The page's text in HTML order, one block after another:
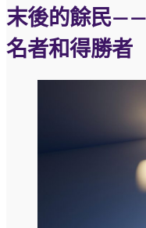
末後的餘民
名者和得勝者